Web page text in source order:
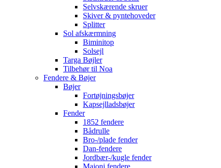
Selvskærende skruer
Skiver & pyntehoveder
Splitter
Sol afskærmning
Biminitop
Solsejl
Targa Bøjler
Tilbehør til Noa
Fendere & Bøjer
Bøjer
Fortøjningsbøjer
Kapsejlladsbøjer
Fender
1852 fendere
Bådrulle
Bro-/plade fender
Dan-fendere
Jordbær-/kugle fender